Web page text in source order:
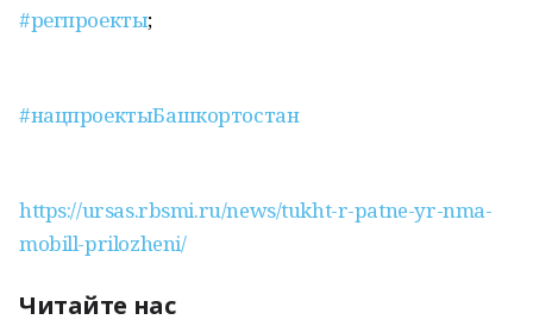
#регпроекты;
#нацпроектыБашкортостан
https://ursas.rbsmi.ru/news/tukht-r-patne-yr-nma-
mobill-prilozheni/
Читайте нас